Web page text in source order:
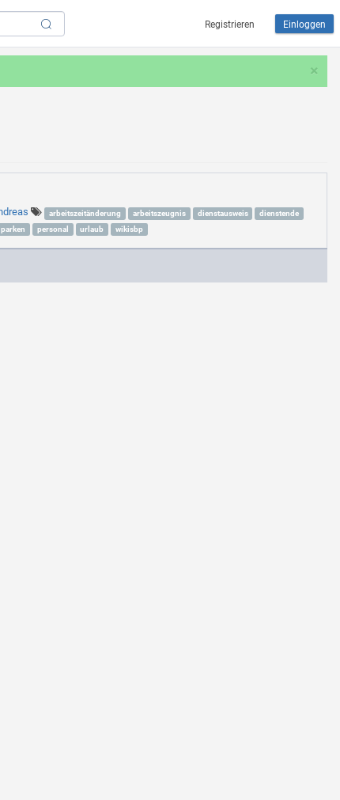
Registrieren Einloggen
×
arbeitszeitänderung arbeitszeugnis dienstausweis
dienstende
parken personal urlaub wikisbp